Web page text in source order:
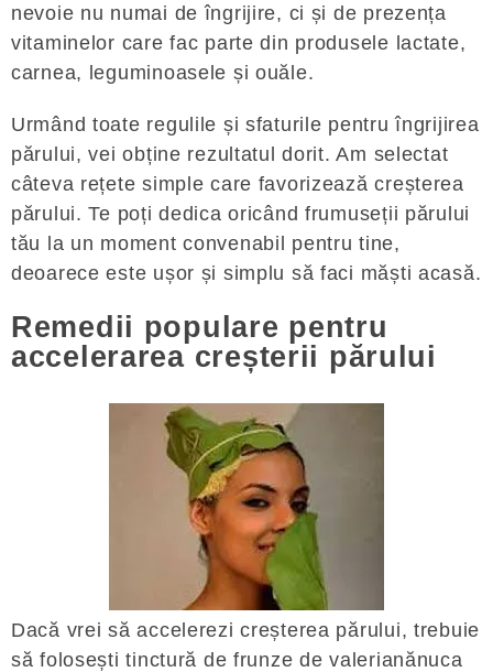
nevoie nu numai de îngrijire, ci și de prezența
vitaminelor care fac parte din produsele lactate,
carnea, leguminoasele și ouăle.
Urmând toate regulile și sfaturile pentru îngrijirea
părului, vei obține rezultatul dorit. Am selectat
câteva rețete simple care favorizează creșterea
părului. Te poți dedica oricând frumuseții părului
tău la un moment convenabil pentru tine,
deoarece este ușor și simplu să faci măști acasă.
Remedii populare pentru
accelerarea creșterii părului
Dacă vrei să accelerezi creșterea părului, trebuie
să folosești tinctură de frunze de valerianănuca